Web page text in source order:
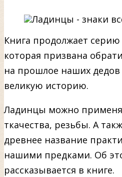
Книга продолжает серию
которая призвана
на прошлое наших
великую историю.
Ладинцы можно
ткачества, резьбы. А
древнее название
нашими предками. Об
рассказывается в книге.